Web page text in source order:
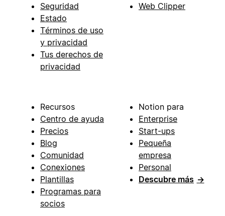
Seguridad
Estado
Términos de uso
y privacidad
Tus derechos de
privacidad
Web Clipper
Recursos
Centro de ayuda
Precios
Blog
Comunidad
Conexiones
Plantillas
Programas para
socios
Notion para
Enterprise
Start-ups
Pequeña
empresa
Personal
Descubre más →